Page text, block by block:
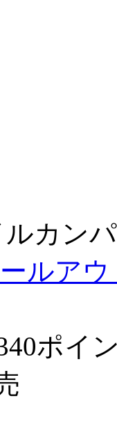
カン
ルア
ポイ